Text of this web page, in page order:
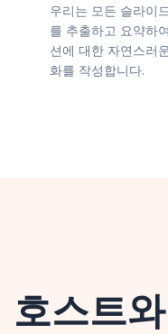
우리는 모든 슬라이
를 추출하고 요약하
션에 대한 자연스러
화를 작성합니다.
호스트